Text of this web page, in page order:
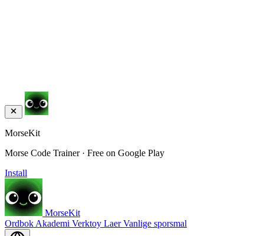
MorseKit
Morse Code Trainer · Free on Google Play
Install
MorseKit
Ordbok Akademi Verktoy LaerVanlige sporsmal